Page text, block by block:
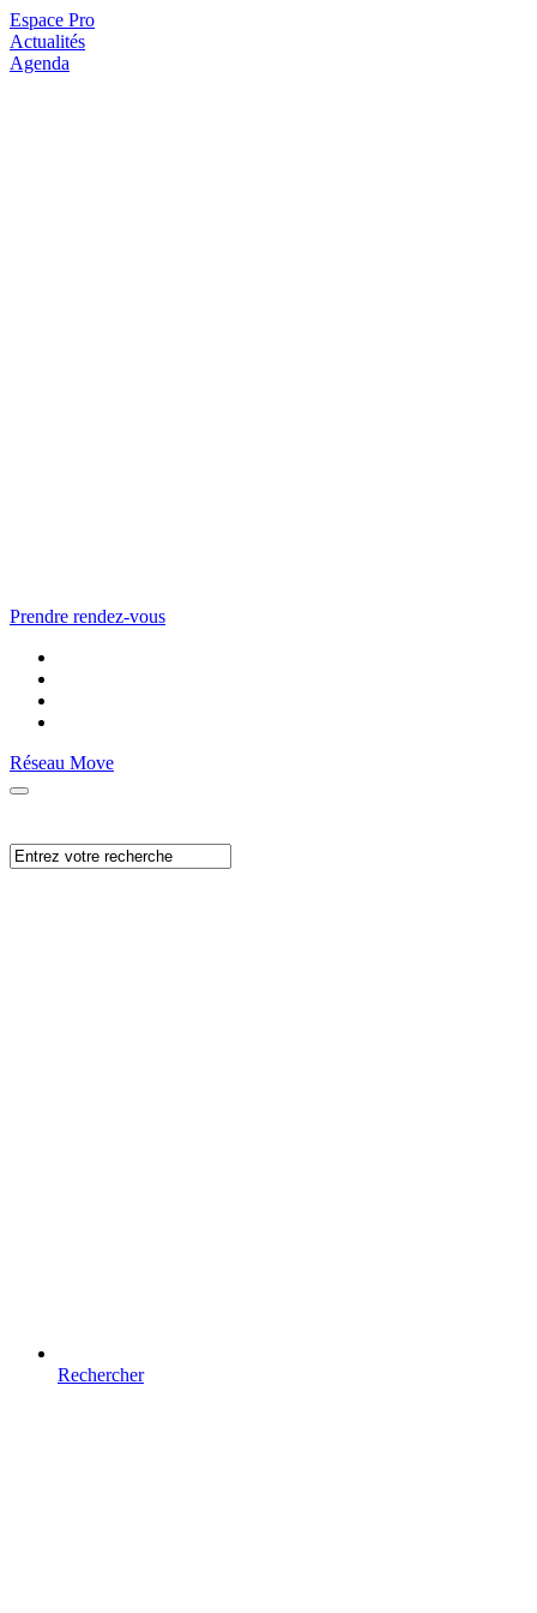
Espace Pro
Actualités
Agenda
Prendre rendez-vous
Réseau Move
Rechercher